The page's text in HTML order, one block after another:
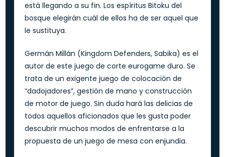
está llegando a su fin. Los espíritus Bitoku del
bosque elegirán cuál de ellos ha de ser aquel que
le sustituya.
Germán Millán (Kingdom Defenders, Sabika) es el
autor de este juego de corte eurogame duro. Se
trata de un exigente juego de colocación de
“dadojadores”, gestión de mano y construcción
de motor de juego. Sin duda hará las delicias de
todos aquellos aficionados que les gusta poder
descubrir muchos modos de enfrentarse a la
propuesta de un juego de mesa con enjundia.